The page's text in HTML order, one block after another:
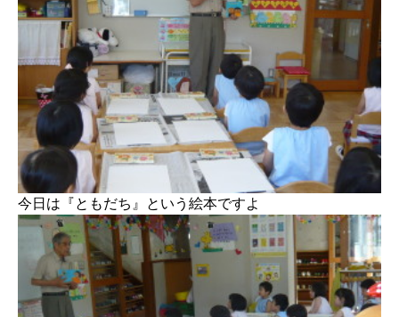
今日は『ともだち』という絵本ですよ